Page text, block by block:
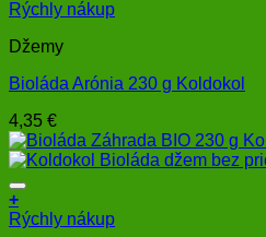
Rýchly nákup
Džemy
Bioláda Arónia 230 g Koldokol
4,35 €
+
Rýchly nákup